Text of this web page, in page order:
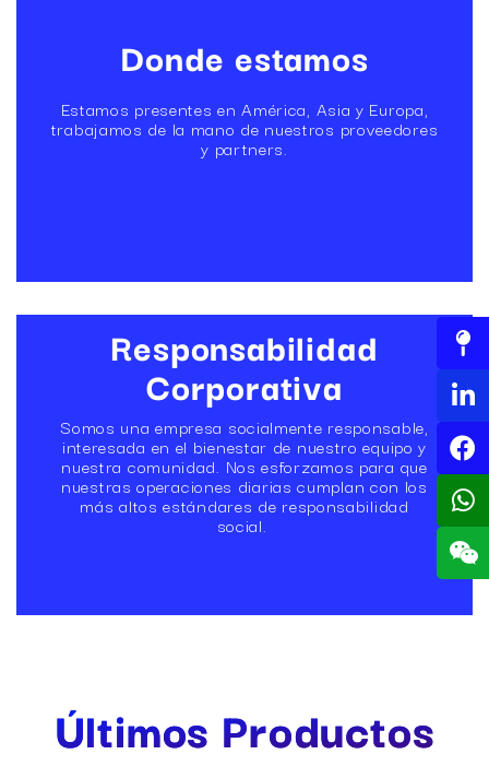
Donde estamos
Estamos presentes en América, Asia y Europa,
trabajamos de la mano de nuestros proveedores
y partners.
Responsabilidad
Corporativa
Somos una empresa socialmente responsable,
interesada en el bienestar de nuestro equipo y
nuestra comunidad. Nos esforzamos para que
nuestras operaciones diarias cumplan con los
más altos estándares de responsabilidad
social.
Últimos Productos